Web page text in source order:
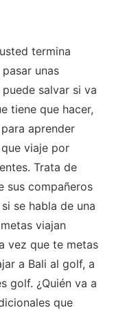
termina
unas
salvar si va
tiene que hacer,
aprender
viaje por
Trata de
sus compañeros
se habla de una
viajan
vez que te metas
a Bali al golf, a
golf. ¿Quién va a
que